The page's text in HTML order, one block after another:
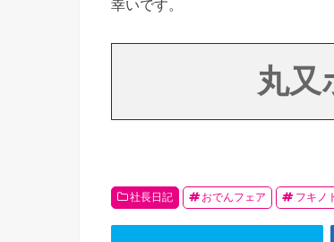
幸いです。
丸又
社長日記 おでんフェア フキノ